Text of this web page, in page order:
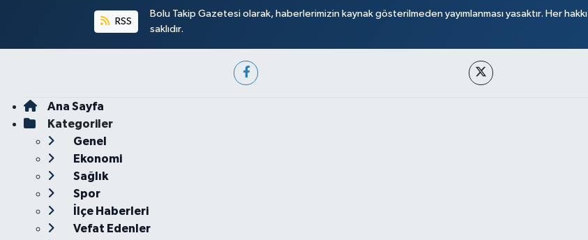
RSS
Bolu Takip Gazetesi olarak, haberlerimizin kaynak gösterilmeden yayımlanması yasaktır. Her hakkı
saklıdır.
Ana Sayfa
Kategoriler
Genel
Ekonomi
Sağlık
Spor
İlçe Haberleri
Vefat Edenler